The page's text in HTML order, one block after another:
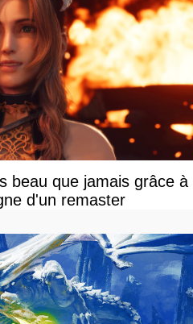
beau que jamais grâce à
d'un remaster